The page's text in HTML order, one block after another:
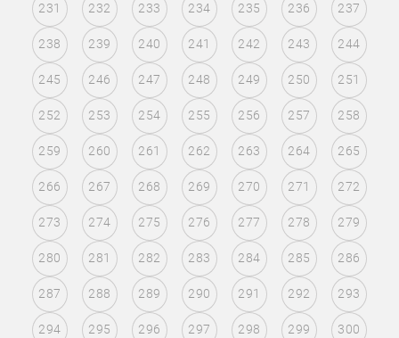
231 232 233 234 235 236 237
238 239 240 241 242 243 244
245 246 247 248 249 250 251
252 253 254 255 256 257 258
259 260 261 262 263 264 265
266 267 268 269 270 271 272
273 274 275 276 277 278 279
280 281 282 283 284 285 286
287 288 289 290 291 292 293
294 295 296 297 298 299 300